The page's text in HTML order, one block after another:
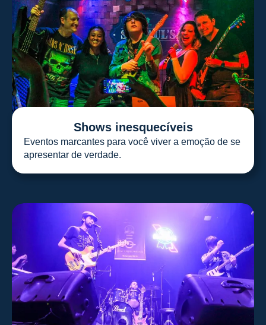
Shows inesquecíveis
Eventos marcantes para você viver a emoção de se
apresentar de verdade.